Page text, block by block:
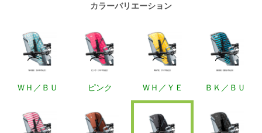
カラーバリエーション
ＷＨ／ＢＵ ピンク ＷＨ／ＹＥ ＢＫ／ＢＵ